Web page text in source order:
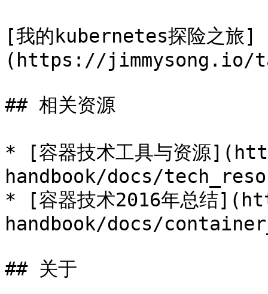
[我的kubernetes探险之旅]
(https://jimmysong.io/
## 相关资源
* [容器技术工具与资源
handbook/docs/
* [容器技术2016年总结
handbook/docs/
## 关于